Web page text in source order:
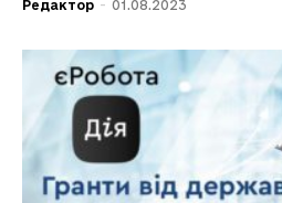
Редактор - 01.08.2023